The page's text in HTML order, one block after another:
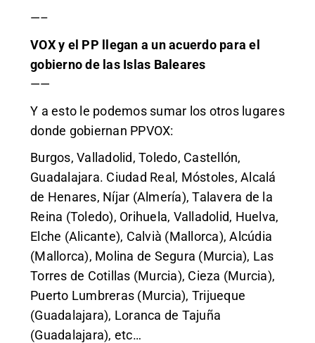
—–
VOX y el PP llegan a un acuerdo para el
gobierno de las Islas Baleares
——
Y a esto le podemos sumar los otros lugares
donde gobiernan PPVOX:
Burgos, Valladolid, Toledo, Castellón,
Guadalajara. Ciudad Real, Móstoles, Alcalá
de Henares, Níjar (Almería), Talavera de la
Reina (Toledo), Orihuela, Valladolid, Huelva,
Elche (Alicante), Calvià (Mallorca), Alcúdia
(Mallorca), Molina de Segura (Murcia), Las
Torres de Cotillas (Murcia), Cieza (Murcia),
Puerto Lumbreras (Murcia), Trijueque
(Guadalajara), Loranca de Tajuña
(Guadalajara), etc…